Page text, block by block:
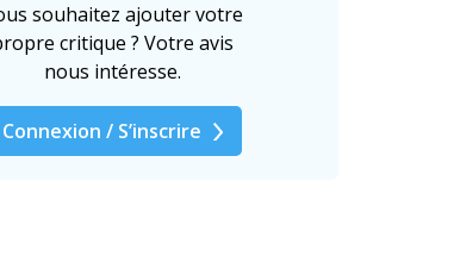
souhaitez ajouter votre
critique ? Votre avis
nous intéresse.
Connexion / S’inscrire